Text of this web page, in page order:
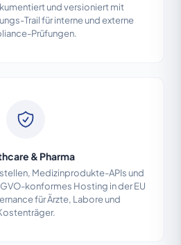
und versioniert mit
Trail für interne und externe
Prüfungen.
& Pharma
Medizinprodukte-APIs und
konformes Hosting in der EU
für Ärzte, Labore und